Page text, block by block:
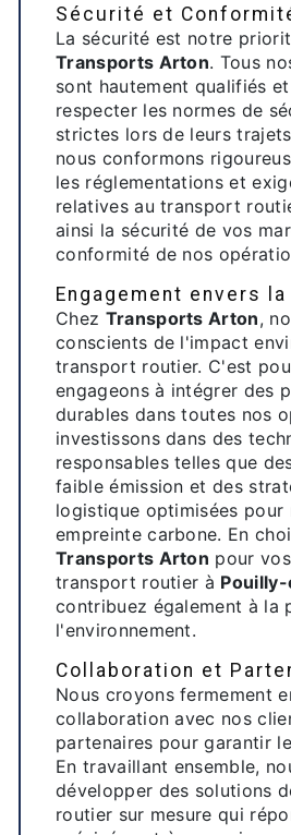
Sécurité et
La sécurité est notre
Transports Arton. Tous
sont hautement qualifiés
respecter les normes de
strictes lors de leurs
nous conformons
les réglementations et
relatives au transport
ainsi la sécurité de vos
conformité de nos
Engagement envers
Chez Transports Arton,
conscients de l'impact
transport routier. C'est
engageons à intégrer des
durables dans toutes nos
investissons dans des
responsables telles que
faible émission et des
logistique optimisées pour
empreinte carbone. En
Transports Arton pour
transport routier à
contribuez également à la
l'environnement.
Collaboration et
Nous croyons fermement
collaboration avec nos
partenaires pour garantir
En travaillant ensemble,
développer des solutions
routier sur mesure qui